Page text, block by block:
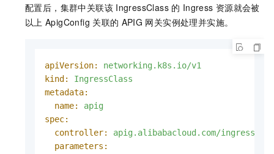
配置后，集群中关联该 IngressClass 的 Ingress 资源就会被
以上 ApigConfig 关联的 APIG 网关实例处理并实施。
apiVersion:
networking.k8s.io/v1
kind:
IngressClass
metadata:
name:
apig
spec:
controller:
apig.alibabacloud.com/ingress
parameters: